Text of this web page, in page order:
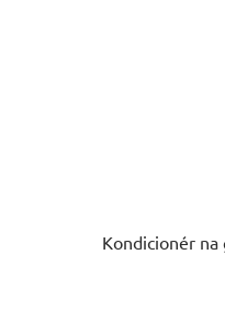
Kondicionér